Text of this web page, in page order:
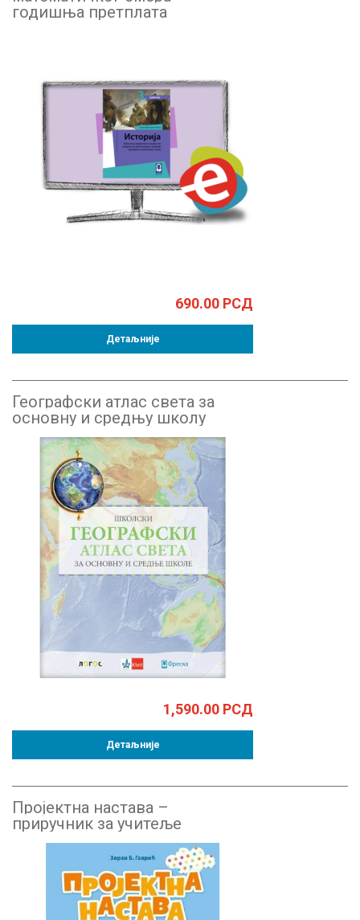
годишња претплата
690.00 РСД
Детаљније
Географски атлас света за
основну и средњу школу
1,590.00 РСД
Детаљније
Пројектна настава –
приручник за учитеље